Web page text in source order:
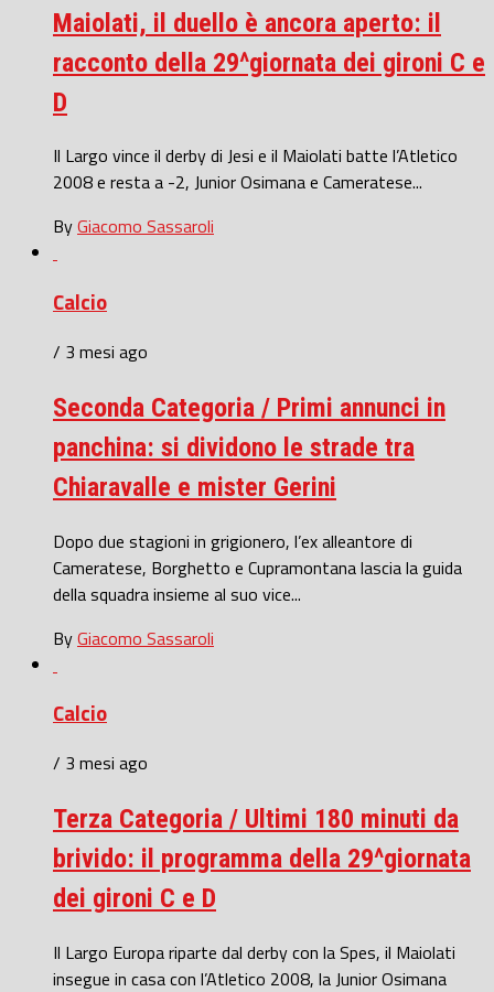
Maiolati, il duello è ancora aperto: il
racconto della 29^giornata dei gironi C e
D
Il Largo vince il derby di Jesi e il Maiolati batte l’Atletico
2008 e resta a -2, Junior Osimana e Cameratese...
ByGiacomo Sassaroli
Calcio
/ 3 mesi ago
Seconda Categoria / Primi annunci in
panchina: si dividono le strade tra
Chiaravalle e mister Gerini
Dopo due stagioni in grigionero, l’ex alleantore di
Cameratese, Borghetto e Cupramontana lascia la guida
della squadra insieme al suo vice...
ByGiacomo Sassaroli
Calcio
/ 3 mesi ago
Terza Categoria / Ultimi 180 minuti da
brivido: il programma della 29^giornata
dei gironi C e D
Il Largo Europa riparte dal derby con la Spes, il Maiolati
insegue in casa con l’Atletico 2008, la Junior Osimana